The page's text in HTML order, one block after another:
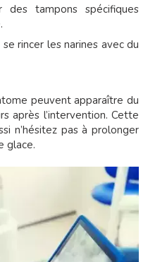
tampons spécifiques
rincer les narines avec du
peuvent apparaître du
après l’intervention. Cette
n’hésitez pas à prolonger
glace.